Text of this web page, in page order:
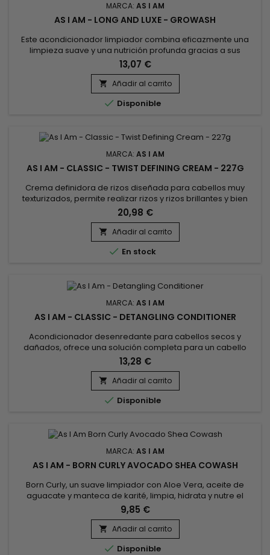
MARCA: AS I AM
AS I AM - LONG AND LUXE - GROWASH
Este acondicionador limpiador combina eficazmente una
limpieza suave y una nutrición profunda gracias a sus
ingredientes. El aceite de ricino y el aceite de jojoba hidratan
intensamente, favoreciendo un cuero cabelludo sano y un
cabello brillante. La niacinamida y la biotina estimulan el
crecimiento del cabello, fortaleciendo cada hebra desde el
interior...
13,07 €
 Añadir al carrito
 Disponible
MARCA: AS I AM
AS I AM - CLASSIC - TWIST DEFINING CREAM - 227G
Crema definidora de rizos diseñada para cabellos muy
texturizados, permite realizar rizos y rizos brillantes y bien
definidos. Enriquecida con aceite de ricino, manteca de
karité y extracto de remolacha, As I Am Twist Defining Cream
estimula el crecimiento del cabello, proporciona hidratación
y flexibilidad al cabello. As I Am Curl Defining Cream
penetra...
20,98 €
 Añadir al carrito
 En stock
MARCA: AS I AM
AS I AM - CLASSIC - DETANGLING CONDITIONER
Acondicionador desenredante para cabellos secos y
dañados, ofrece una solución completa para un cabello
revitalizado y manejable. &nbsp;As I Am Detangling
Conditioner combina los beneficios de tres ingredientes
clave : manteca de karité, jalea real y queratina, para
proporcionar una hidratación profunda, restaurar la
elasticidad del cabello, reducir la...
13,28 €
 Añadir al carrito
 Disponible
MARCA: AS I AM
AS I AM - BORN CURLY AVOCADO SHEA COWASH
Born Curly, un suave limpiador con Aloe Vera, aceite de
aguacate y manteca de karité, limpia, hidrata y nutre el
cabello con suavidad a la vez que elimina las impurezas. ¿Su
hijo tiene el cabello fino y frágil ? Avocado Shea Co-Wash de
As I Am Born Curly es el limpiador ideal para el champú
diario.
9,85 €
 Añadir al carrito
 Disponible